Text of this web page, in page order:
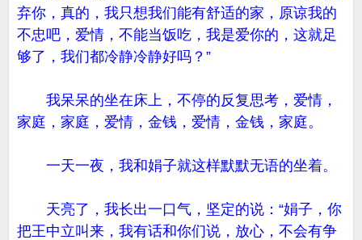
弃你，真的，我只想我们能有舒适的家，原谅我的
不忠吧，爱情，不能当饭吃，我是爱你的，这就足
够了，我们都冷静冷静好吗？”
我呆呆的坐在床上，不停的反复思考，爱情，
家庭，家庭，爱情，金钱，爱情，金钱，家庭。
一天一夜，我和娟子就这样默默无语的坐着。
天亮了，我长出一口气，坚定的说：“娟子，你
把王中立叫来，我有话和你们说，放心，不会有争